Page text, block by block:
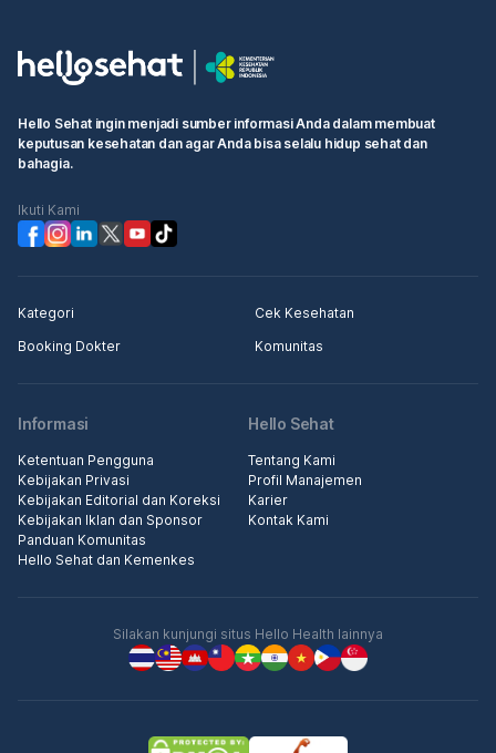
Hello Sehat ingin menjadi sumber informasi Anda dalam membuat
keputusan kesehatan dan agar Anda bisa selalu hidup sehat dan
bahagia.
Ikuti Kami
Kategori
Cek Kesehatan
Booking Dokter
Komunitas
Informasi
Ketentuan Pengguna
Kebijakan Privasi
Kebijakan Editorial dan Koreksi
Kebijakan Iklan dan Sponsor
Panduan Komunitas
Hello Sehat dan Kemenkes
Hello Sehat
Tentang Kami
Profil Manajemen
Karier
Kontak Kami
Silakan kunjungi situs Hello Health lainnya